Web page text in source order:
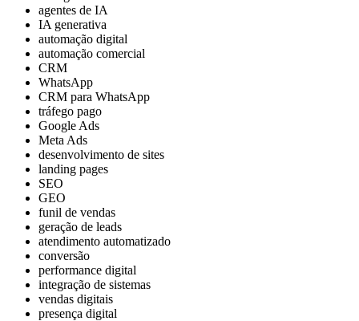
agentes de IA
IA generativa
automação digital
automação comercial
CRM
WhatsApp
CRM para WhatsApp
tráfego pago
Google Ads
Meta Ads
desenvolvimento de sites
landing pages
SEO
GEO
funil de vendas
geração de leads
atendimento automatizado
conversão
performance digital
integração de sistemas
vendas digitais
presença digital